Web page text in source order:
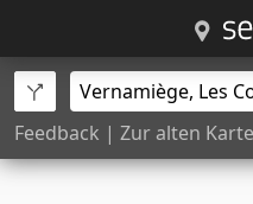
Feedback | Zur alten